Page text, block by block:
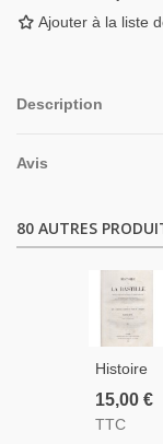
Ajouter à la liste
Description
Avis
80 AUTRES
Histoire
De La
Bastille,
15,00 €
TTC